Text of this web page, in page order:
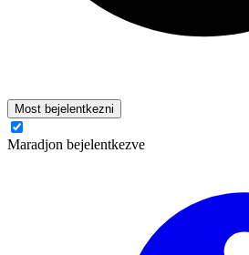
Most bejelentkezni
Maradjon bejelentkezve